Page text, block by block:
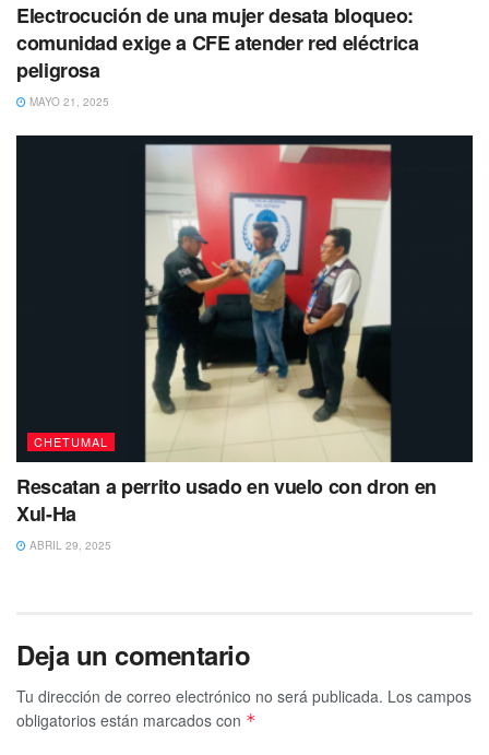
Electrocución de una mujer desata bloqueo:
comunidad exige a CFE atender red eléctrica
peligrosa
MAYO 21, 2025
CHETUMAL
Rescatan a perrito usado en vuelo con dron en
Xul-Ha
ABRIL 29, 2025
Deja un comentario
Tu dirección de correo electrónico no será publicada. Los campos
obligatorios están marcados con *